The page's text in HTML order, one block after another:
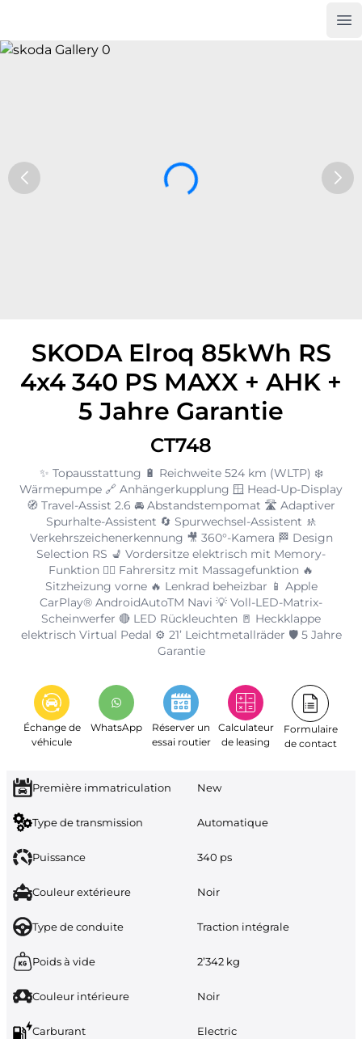
SKODA Elroq 85kWh RS
4x4 340 PS MAXX + AHK +
5 Jahre Garantie
CT748
✨ Topausstattung 🔋 Reichweite 524 km (WLTP) ❄️
Wärmepumpe 🔗 Anhängerkupplung 🪟 Head-Up-Display
🧭 Travel-Assist 2.6 🚘 Abstandstempomat 🛣️ Adaptiver
Spurhalte-Assistent 🔄 Spurwechsel-Assistent 🚸
Verkehrszeichenerkennung 🎥 360°-Kamera 🏁 Design
Selection RS 💺 Vordersitze elektrisch mit Memory-
Funktion 💆‍♂️ Fahrersitz mit Massagefunktion 🔥
Sitzheizung vorne 🔥 Lenkrad beheizbar 📱 Apple
CarPlay® AndroidAutoTM Navi 💡 Voll-LED-Matrix-
Scheinwerfer 🔴 LED Rückleuchten 🚪 Heckklappe
elektrisch Virtual Pedal ⚙️ 21’ Leichtmetallräder 🛡️ 5 Jahre
Garantie
Échange de
véhicule
WhatsApp
Réserver un
essai routier
Calculateur
de leasing
Formulaire
de contact
Première immatriculation New
Type de transmission Automatique
Puissance 340 ps
Couleur extérieure Noir
Type de conduite Traction intégrale
Poids à vide 2’342 kg
Couleur intérieure Noir
Carburant Electric